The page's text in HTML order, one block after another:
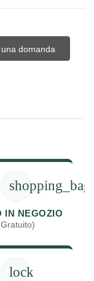
domanda
shopping_bag
IN NEGOZIO
lock